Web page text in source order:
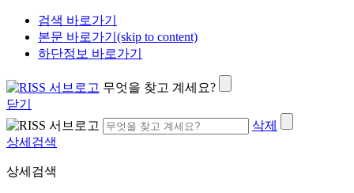
검색 바로가기
본문 바로가기(skip to content)
하단정보 바로가기
무엇을 찾고 계세요?
닫기
삭제
상세검색
상세검색